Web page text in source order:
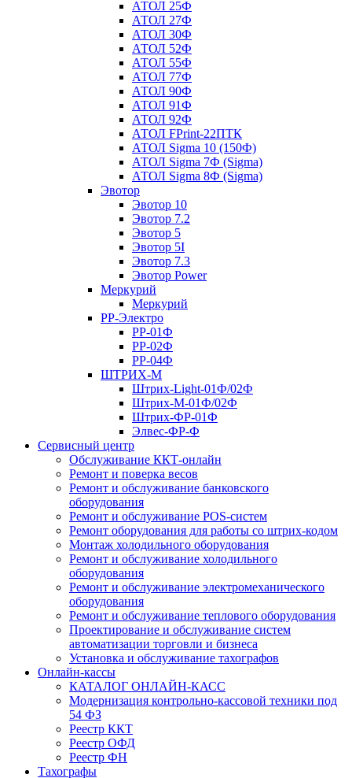
АТОЛ 25Ф
АТОЛ 27Ф
АТОЛ 30Ф
АТОЛ 52Ф
АТОЛ 55Ф
АТОЛ 77Ф
АТОЛ 90Ф
АТОЛ 91Ф
АТОЛ 92Ф
АТОЛ FPrint-22ПТК
АТОЛ Sigma 10 (150Ф)
АТОЛ Sigma 7Ф (Sigma)
АТОЛ Sigma 8Ф (Sigma)
Эвотор
Эвотор 10
Эвотор 7.2
Эвотор 5
Эвотор 5I
Эвотор 7.3
Эвотор Power
Меркурий
Меркурий
РР-Электро
РР-01Ф
РР-02Ф
РР-04Ф
ШТРИХ-М
Штрих-Light-01Ф/02Ф
Штрих-М-01Ф/02Ф
Штрих-ФР-01Ф
Элвес-ФР-Ф
Сервисный центр
Обслуживание ККТ-онлайн
Ремонт и поверка весов
Ремонт и обслуживание банковского
оборудования
Ремонт и обслуживание POS-систем
Ремонт оборудования для работы со штрих-кодом
Монтаж холодильного оборудования
Ремонт и обслуживание холодильного
оборудования
Ремонт и обслуживание электромеханического
оборудования
Ремонт и обслуживание теплового оборудования
Проектирование и обслуживание систем
автоматизации торговли и бизнеса
Установка и обслуживание тахографов
Онлайн-кассы
КАТАЛОГ ОНЛАЙН-КАСС
Модернизация контрольно-кассовой техники под
54 ФЗ
Реестр ККТ
Реестр ОФД
Реестр ФН
Тахографы